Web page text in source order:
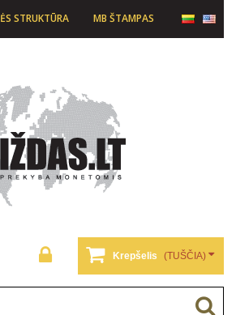
STRUKTŪRA MB ŠTAMPAS
Krepšelis (TUŠČIA)